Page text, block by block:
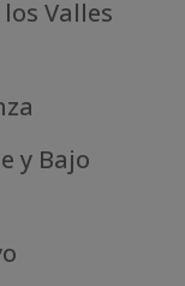
Valles
y Bajo